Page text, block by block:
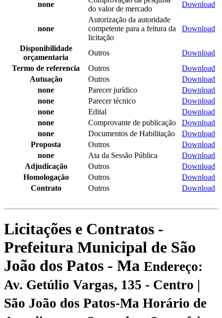
none
do valor de mercado
Download
none
Autorização da autoridade
competente para a feitura da
licitação
Download
Disponibilidade
orçamentaria
Outros
Download
Termo de referencia
Outros
Download
Autuação
Outros
Download
none
Parecer jurídico
Download
none
Parecer técnico
Download
none
Edital
Download
none
Comprovante de publicação
Download
none
Documentos de Habilitação
Download
Proposta
Outros
Download
none
Ata da Sessão Pública
Download
Adjudicação
Outros
Download
Homologação
Outros
Download
Contrato
Outros Download
Licitações e Contratos -
Prefeitura Municipal de São
João dos Patos - Ma Endereço:
Av. Getúlio Vargas, 135 - Centro |
São João dos Patos-Ma Horário de